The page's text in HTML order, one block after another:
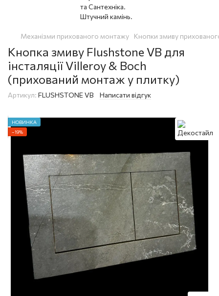
Механізми прихованого монтажу Кнопки змиву
Кнопка змиву Flushstone VB для
інсталяції Villeroy & Boch
(прихований монтаж у плитку)
Артикул: FLUSHSTONE VB Написати відгук
НОВИНКА
−19%